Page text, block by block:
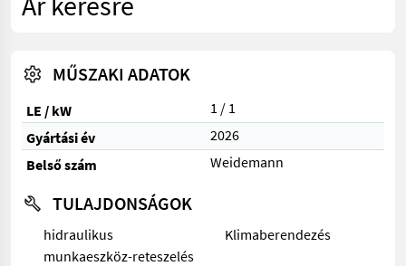
MŰSZAKI ADATOK
LE / kW
1 / 1
Gyártási év
2026
Belső szám
Weidemann
TULAJDONSÁGOK
hidraulikus
munkaeszköz-reteszelés
Klimaberendezés